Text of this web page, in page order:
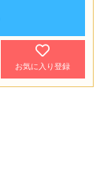
お気に入り登録